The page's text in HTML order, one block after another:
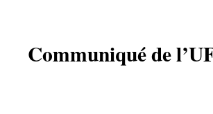
Communiqué de